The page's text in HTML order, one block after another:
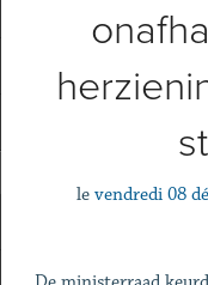
le vendredi 08